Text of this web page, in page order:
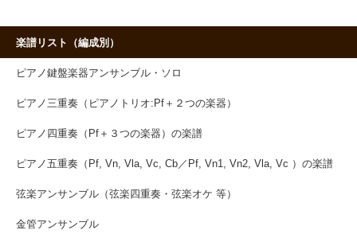
楽譜リスト（編成別）
ピアノ鍵盤楽器アンサンブル・ソロ
ピアノ三重奏（ピアノトリオ:Pf＋２つの楽器）
ピアノ四重奏（Pf＋３つの楽器）の楽譜
ピアノ五重奏（Pf, Vn, Vla, Vc, Cb／Pf, Vn1, Vn2, Vla, Vc ）の楽譜
弦楽アンサンブル（弦楽四重奏・弦楽オケ 等）
金管アンサンブル